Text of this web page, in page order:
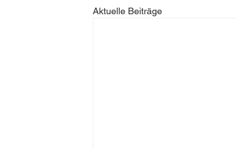
Aktuelle Beiträge